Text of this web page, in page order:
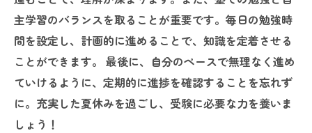
主学習のバランスを取ることが重要です。毎日の勉強時
間を設定し、計画的に進めることで、知識を定着させる
ことができます。 最後に、自分のペースで無理なく進め
ていけるように、定期的に進捗を確認することを忘れず
に。充実した夏休みを過ごし、受験に必要な力を養いま
しょう！